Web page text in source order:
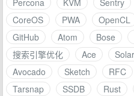
Percona
KVM Sentry
CoreOS
PWA OpenCL
GitHub
Atom Bose
搜索引擎优化
Ace
Avocado
Sketch RFC
Tarsnap
SSDB Rust